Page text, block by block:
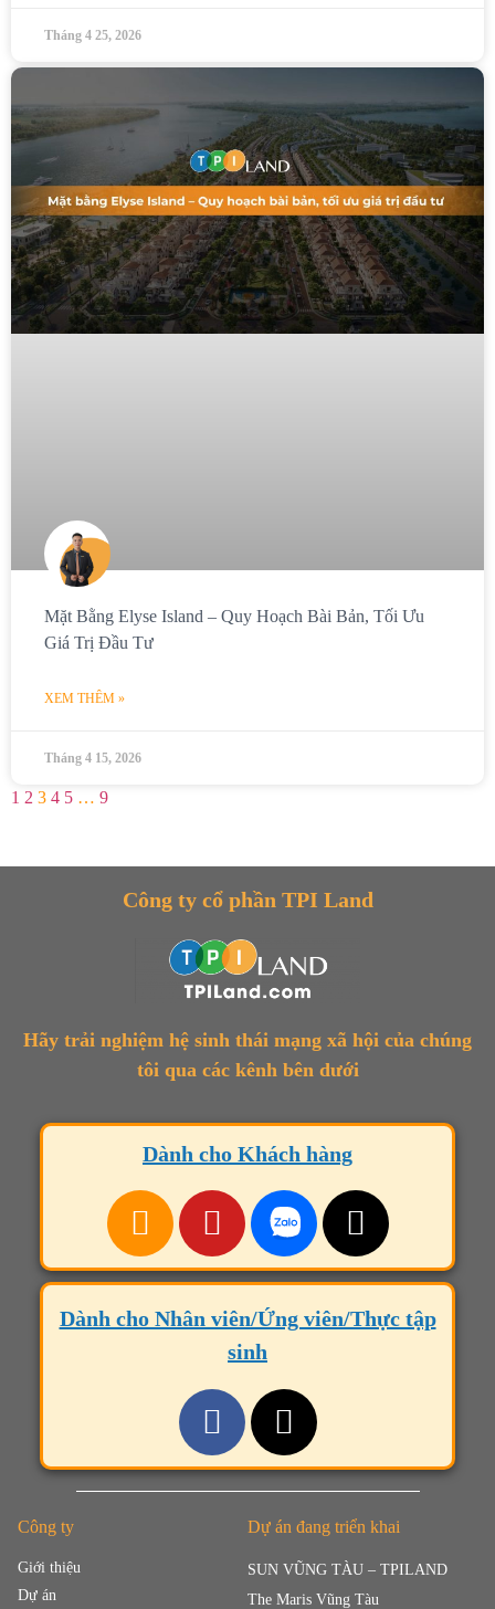
Tháng 4 25, 2026
Mặt Bằng Elyse Island – Quy Hoạch Bài Bản, Tối Ưu
Giá Trị Đầu Tư
XEM THÊM »
Tháng 4 15, 2026
1 2 3 4 5 … 9
Công ty cổ phần TPI Land
Hãy trải nghiệm hệ sinh thái mạng xã hội của chúng
tôi qua các kênh bên dưới
Dành cho Khách hàng
Dành cho Nhân viên/Ứng viên/Thực tập
sinh
Công ty
Giới thiệu
Dự án
Dự án đang triển khai
SUN VŨNG TÀU – TPILAND
The Maris Vũng Tàu